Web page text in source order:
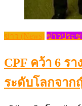
ข่าว (News) ข่าวประช
CPF คว้า 6 รา
ระดับโลกจา